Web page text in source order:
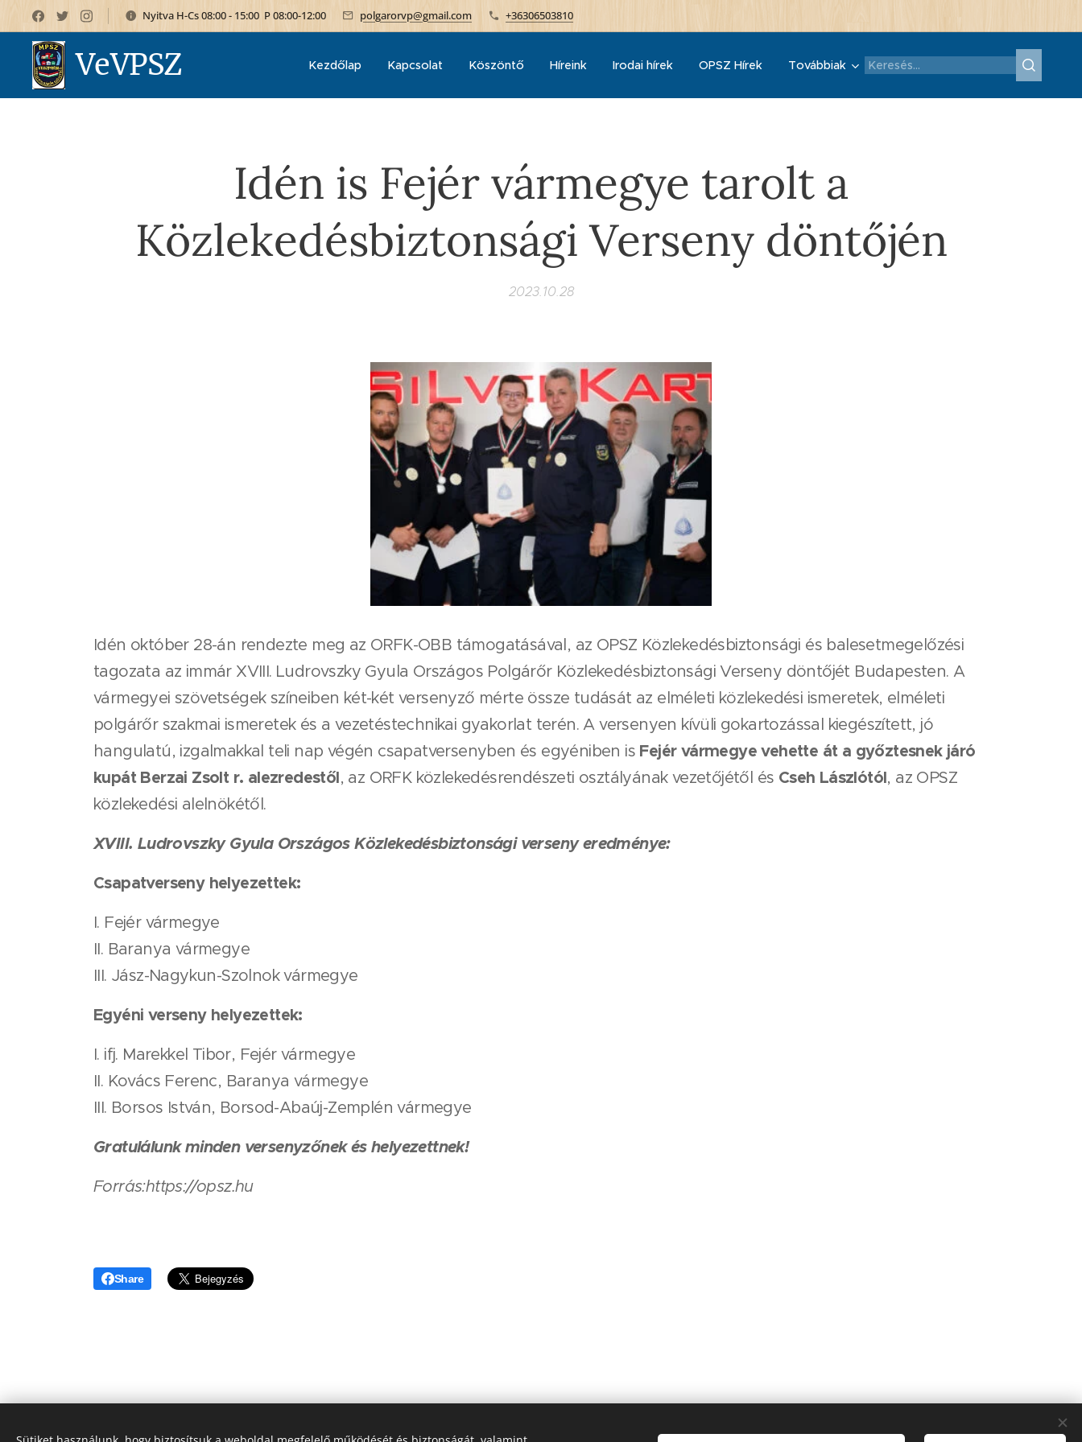
Nyitva H-Cs 08:00 - 15:00 P 08:00-12:00 polgarorvp@gmail.com +36306503810
VeVPSZ Kezdőlap Kapcsolat Köszöntő Híreink Irodai hírek OPSZ Hírek Továbbiak
Idén is Fejér vármegye tarolt a
Közlekedésbiztonsági Verseny döntőjén
2023.10.28
Idén október 28-án rendezte meg az ORFK-OBB támogatásával, az OPSZ Közlekedésbiztonsági és balesetmegelőzési
tagozata az immár XVIII. Ludrovszky Gyula Országos Polgárőr Közlekedésbiztonsági Verseny döntőjét Budapesten. A
vármegyei szövetségek színeiben két-két versenyző mérte össze tudását az elméleti közlekedési ismeretek, elméleti
polgárőr szakmai ismeretek és a vezetéstechnikai gyakorlat terén. A versenyen kívüli gokartozással kiegészített, jó
hangulatú, izgalmakkal teli nap végén csapatversenyben és egyéniben is Fejér vármegye vehette át a győztesnek járó
kupát Berzai Zsolt r. alezredestől, az ORFK közlekedésrendészeti osztályának vezetőjétől és Cseh Lászlótól, az OPSZ
közlekedési alelnökétől.
XVIII. Ludrovszky Gyula Országos Közlekedésbiztonsági verseny eredménye:
Csapatverseny helyezettek:
I. Fejér vármegye
II. Baranya vármegye
III. Jász-Nagykun-Szolnok vármegye
Egyéni verseny helyezettek:
I. ifj. Marekkel Tibor, Fejér vármegye
II. Kovács Ferenc, Baranya vármegye
III. Borsos István, Borsod-Abaúj-Zemplén vármegye
Gratulálunk minden versenyzőnek és helyezettnek!
Forrás:https://opsz.hu
Share